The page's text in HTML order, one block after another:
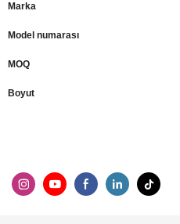
Marka
Model numarası
MOQ
Boyut